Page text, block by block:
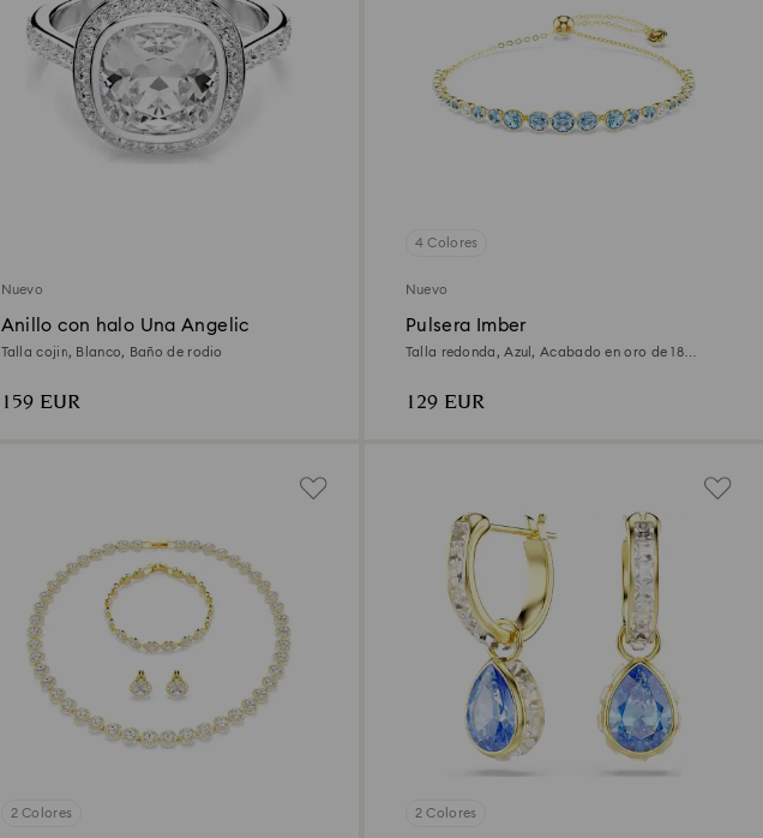
Nuevo
Anillo con halo Una Angelic
Talla cojin, Blanco, Baño de rodio
159 EUR
4 Colores
Nuevo
Pulsera Imber
Talla redonda, Azul, Acabado en oro de 18
129 EUR
2 Colores 2 Colores